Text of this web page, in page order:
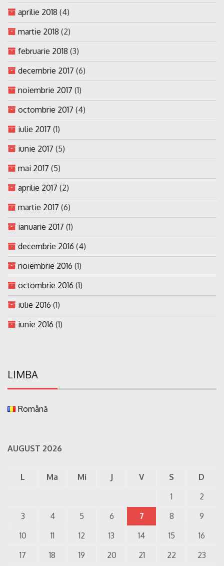
aprilie 2018 (4)
martie 2018 (2)
februarie 2018 (3)
decembrie 2017 (6)
noiembrie 2017 (1)
octombrie 2017 (4)
iulie 2017 (1)
iunie 2017 (5)
mai 2017 (5)
aprilie 2017 (2)
martie 2017 (6)
ianuarie 2017 (1)
decembrie 2016 (4)
noiembrie 2016 (1)
octombrie 2016 (1)
iulie 2016 (1)
iunie 2016 (1)
LIMBA
Română
AUGUST 2026
L Ma Mi J V S
D
1
2
3
4 5 6 7 8
9
10
11 12 13 14 15
16
17
18 19 20 21 22 23